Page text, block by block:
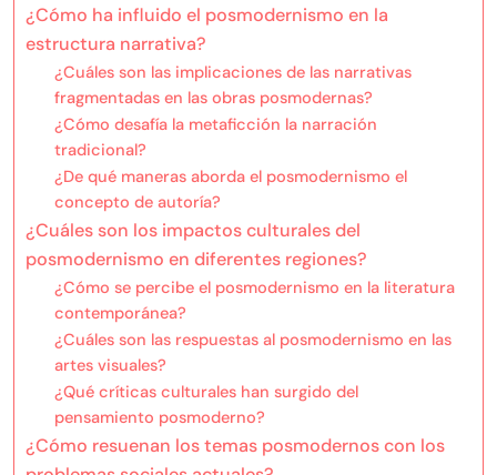
¿Cómo ha influido el posmodernismo en la
estructura narrativa?
¿Cuáles son las implicaciones de las narrativas
fragmentadas en las obras posmodernas?
¿Cómo desafía la metaficción la narración
tradicional?
¿De qué maneras aborda el posmodernismo el
concepto de autoría?
¿Cuáles son los impactos culturales del
posmodernismo en diferentes regiones?
¿Cómo se percibe el posmodernismo en la literatura
contemporánea?
¿Cuáles son las respuestas al posmodernismo en las
artes visuales?
¿Qué críticas culturales han surgido del
pensamiento posmoderno?
¿Cómo resuenan los temas posmodernos con los